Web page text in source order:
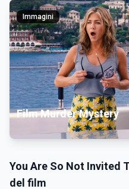
Immagini
Film Murder Mystery
You Are So Not Invited
del film